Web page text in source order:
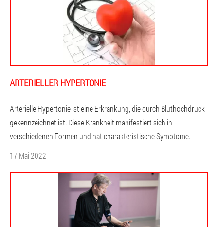
ARTERIELLER HYPERTONIE
Arterielle Hypertonie ist eine Erkrankung, die durch Bluthochdruck
gekennzeichnet ist. Diese Krankheit manifestiert sich in
verschiedenen Formen und hat charakteristische Symptome.
17 Mai 2022